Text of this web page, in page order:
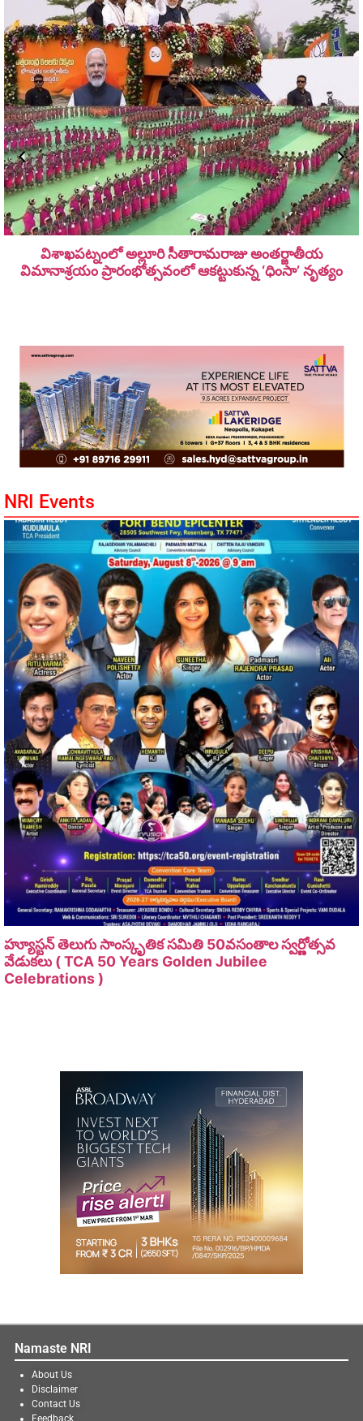
విశాఖపట్నంలో అల్లూరి సీతారామ‌రాజు అంత‌ర్జాతీయ
విమానాశ్ర‌యం ప్రారంభోత్సవంలో ఆకట్టుకున్న ‘ధింసా’ నృత్యం
NRI Events
హ్యూస్టన్ తెలుగు సాంస్కృతిక సమితి 50వసంతాల స్వర్ణోత్సవ
వేడుకలు ( TCA 50 Years Golden Jubilee
Celebrations )
Namaste NRI
About Us
Disclaimer
Contact Us
Feedback